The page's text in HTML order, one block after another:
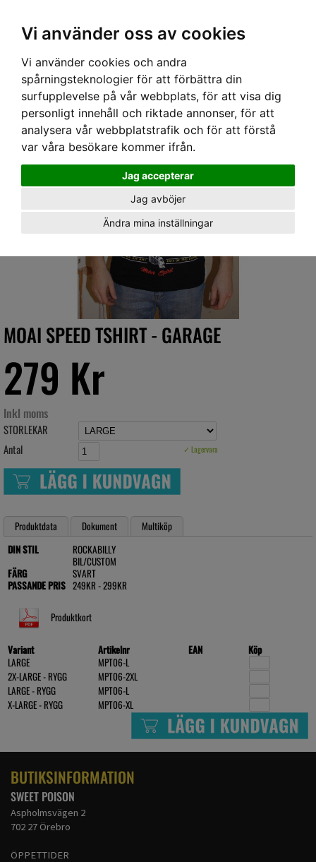
Vi använder oss av cookies
Vi använder cookies och andra
spårningsteknologier för att förbättra din
surfupplevelse på vår webbplats, för att visa dig
personligt innehåll och riktade annonser, för att
analysera vår webbplatstrafik och för att förstå
var våra besökare kommer ifrån.
Jag accepterar
Jag avböjer
Ändra mina inställningar
Hem› HERR›T-SHIRT › MOAI SPEED TSHIRT - GARAGE
MOAI SPEED TSHIRT - GARAGE
279 Kr
Inkl moms
STORLEKAR
Antal
✓ Lagervara
Produktdata Dokument
Multiköp
DIN STIL
ROCKABILLY
BIL/CUSTOM
FÄRG
SVART
PASSANDE PRIS 249KR - 299KR
Produktkort
Variant Artikelnr EAN
Köp
LARGE
MPT06-L
2X-LARGE - RYGG
MPT06-2XL
LARGE - RYGG
MPT06-L
X-LARGE - RYGG
MPT06-XL
BUTIKSINFORMATION
SWEET POISON
Aspholmsvägen 2
702 27 Örebro
ÖPPETTIDER